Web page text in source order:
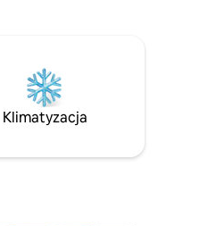
wysiłku zwiedzać
Klimatyzacja